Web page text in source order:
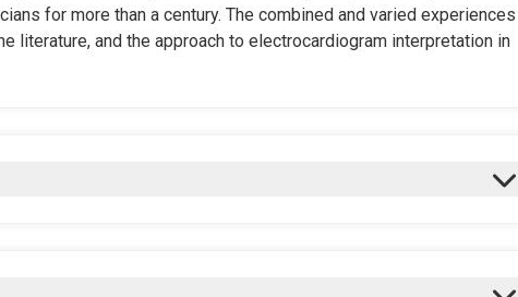
for more than a century. The combined and varied experiences
literature, and the approach to electrocardiogram interpretation in